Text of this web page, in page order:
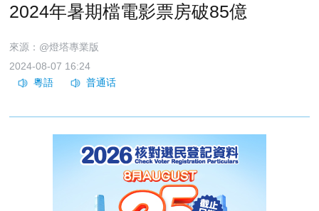
2024年暑期檔電影票房破85億
來源：@燈塔專業版
2024-08-07 16:24